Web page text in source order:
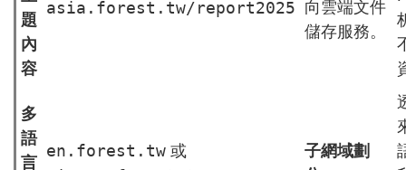
題
內
容
asia.forest.tw/report2025 向雲端文件
儲存服務。
多
語
言
en.forest.tw 或
子網域劃